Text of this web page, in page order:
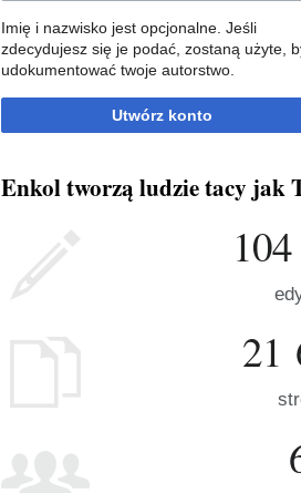
Imię i nazwisko jest opcjonalne. Jeśli
zdecydujesz się je podać, zostaną użyte,
udokumentować twoje autorstwo.
Utwórz konto
Enkol tworzą ludzie tacy jak
21